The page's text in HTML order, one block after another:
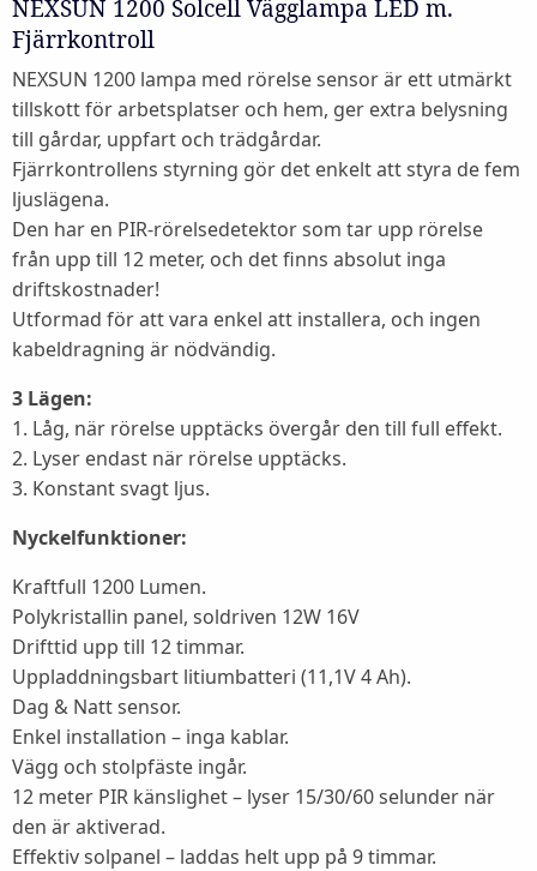
NEXSUN 1200 Solcell Vägglampa LED m.
Fjärrkontroll
NEXSUN 1200 lampa med rörelse sensor är ett utmärkt
tillskott för arbetsplatser och hem, ger extra belysning
till gårdar, uppfart och trädgårdar.
Fjärrkontrollens styrning gör det enkelt att styra de fem
ljuslägena.
Den har en PIR-rörelsedetektor som tar upp rörelse
från upp till 12 meter, och det finns absolut inga
driftskostnader!
Utformad för att vara enkel att installera, och ingen
kabeldragning är nödvändig.
3 Lägen:
1. Låg, när rörelse upptäcks övergår den till full effekt.
2. Lyser endast när rörelse upptäcks.
3. Konstant svagt ljus.
Nyckelfunktioner:
Kraftfull 1200 Lumen.
Polykristallin panel, soldriven 12W 16V
Drifttid upp till 12 timmar.
Uppladdningsbart litiumbatteri (11,1V 4 Ah).
Dag & Natt sensor.
Enkel installation – inga kablar.
Vägg och stolpfäste ingår.
12 meter PIR känslighet – lyser 15/30/60 selunder när
den är aktiverad.
Effektiv solpanel – laddas helt upp på 9 timmar.